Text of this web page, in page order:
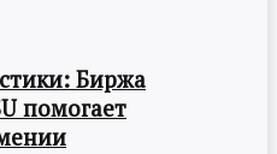
Биржа
помогает